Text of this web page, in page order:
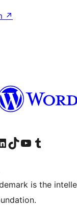
↗
de Facebook
cuenta de Instagram
nuestra cuenta de LinkedIn
Visita nuestra cuenta de TikTok
Visita nuestro canal de YouTube
Visita nuestra cuenta de Tumblr
is the